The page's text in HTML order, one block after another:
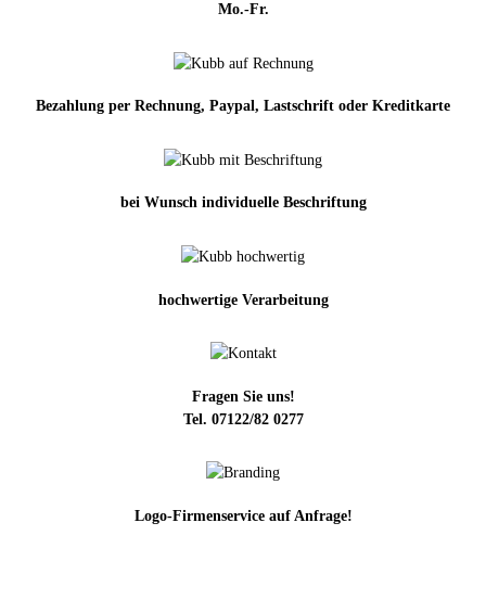
Mo.-Fr.
Bezahlung per Rechnung, Paypal, Lastschrift oder Kreditkarte
bei Wunsch individuelle Beschriftung
hochwertige Verarbeitung
Fragen Sie uns!
Tel. 07122/82 0277
Logo-Firmenservice auf Anfrage!